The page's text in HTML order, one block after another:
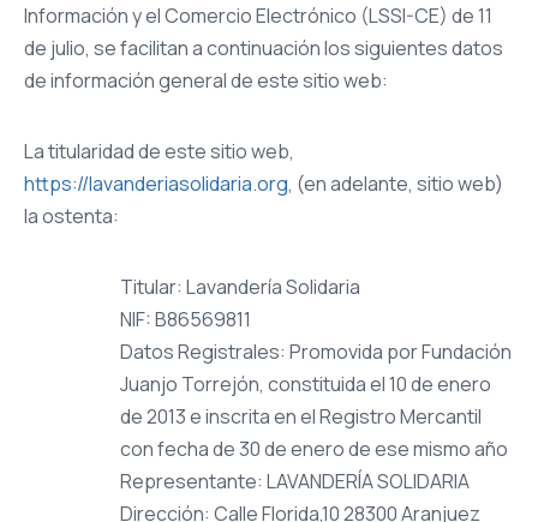
Información y el Comercio Electrónico (LSSI-CE) de 11
de julio, se facilitan a continuación los siguientes datos
de información general de este sitio web:
La titularidad de este sitio web,
https://lavanderiasolidaria.org, (en adelante, sitio web)
la ostenta:
Titular: Lavandería Solidaria
NIF: B86569811
Datos Registrales: Promovida por Fundación
Juanjo Torrejón, constituida el 10 de enero
de 2013 e inscrita en el Registro Mercantil
con fecha de 30 de enero de ese mismo año
Representante: LAVANDERÍA SOLIDARIA
Dirección: Calle Florida,10 28300 Aranjuez